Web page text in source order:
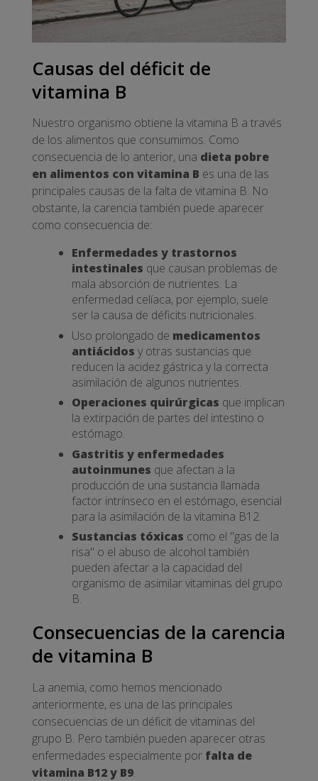
Causas del déficit de
vitamina B
Nuestro organismo obtiene la vitamina B a través
de los alimentos que consumimos. Como
consecuencia de lo anterior, una dieta pobre
en alimentos con vitamina B es una de las
principales causas de la falta de vitamina B. No
obstante, la carencia también puede aparecer
como consecuencia de:
Enfermedades y trastornos
intestinales que causan problemas de
mala absorción de nutrientes. La
enfermedad celíaca, por ejemplo, suele
ser la causa de déficits nutricionales.
Uso prolongado de medicamentos
antiácidos y otras sustancias que
reducen la acidez gástrica y la correcta
asimilación de algunos nutrientes.
Operaciones quirúrgicas que implican
la extirpación de partes del intestino o
estómago.
Gastritis y enfermedades
autoinmunes que afectan a la
producción de una sustancia llamada
factor intrínseco en el estómago, esencial
para la asimilación de la vitamina B12.
Sustancias tóxicas como el "gas de la
risa" o el abuso de alcohol también
pueden afectar a la capacidad del
organismo de asimilar vitaminas del grupo
B.
Consecuencias de la carencia
de vitamina B
La anemia, como hemos mencionado
anteriormente, es una de las principales
consecuencias de un déficit de vitaminas del
grupo B. Pero también pueden aparecer otras
enfermedades especialmente por falta de
vitamina B12 y B9.